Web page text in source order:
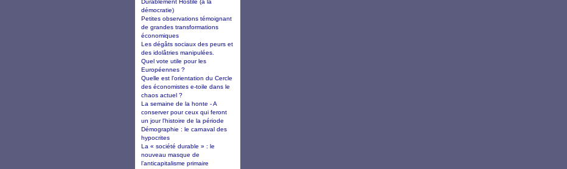
démocratie)
Petites observations témoignant
de grandes transformations
économiques
Les dégâts sociaux des peurs et
des idolâtries manipulées.
Quel vote utile pour les
Européennes ?
Quelle est l'orientation du Cercle
des économistes e-toile dans le
chaos actuel ?
La semaine de la honte - A
conserver pour ceux qui feront
un jour l'histoire de la période
Démographie : le carnaval des
hypocrites
La « société durable » : le
nouveau masque de
l’anticapitalisme primaire